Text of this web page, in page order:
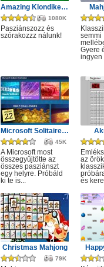
Amazing Klondike Solitaire
1080K
Pasziánszozz és
szórakozzz nálunk!
semmi
Gyere
ingyen
Microsoft Solitaire Collection
45K
A Microsoft most
összegyűjtötte az
összes pasziánszt
egy helyre. Próbáld
ki te is...
az örök
és
Christmas Mahjong
79K